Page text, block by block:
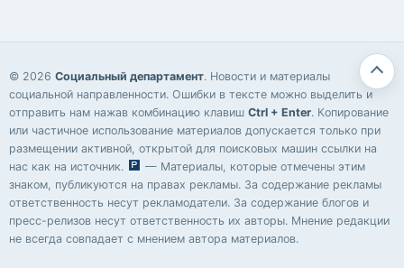
© 2026 Социальный департамент. Новости и материалы
социальной направленности. Ошибки в тексте можно выделить и
отправить нам нажав комбинацию клавиш Ctrl + Enter. Копирование
или частичное использование материалов допускается только при
размещении активной, открытой для поисковых машин ссылки на
нас как на источник.
— Материалы, которые отмечены этим
знаком, публикуются на правах рекламы. За содержание рекламы
ответственность несут рекламодатели. За содержание блогов и
пресс-релизов несут ответственность их авторы. Мнение редакции
не всегда совпадает с мнением автора материалов.